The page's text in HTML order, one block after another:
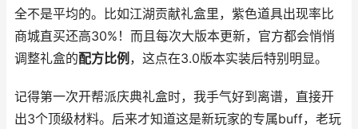
全不是平均的。比如江湖贡献礼盒里，紫色道具出现率比
商城直买还高30%！而且每次大版本更新，官方都会悄悄
调整礼盒的配方比例 ，这点在3.0版本实装后特别明显。
记得第一次开帮派庆典礼盒时，我手气好到离谱，直接开
出3个顶级材料。后来才知道这是新玩家的专属buff，老玩